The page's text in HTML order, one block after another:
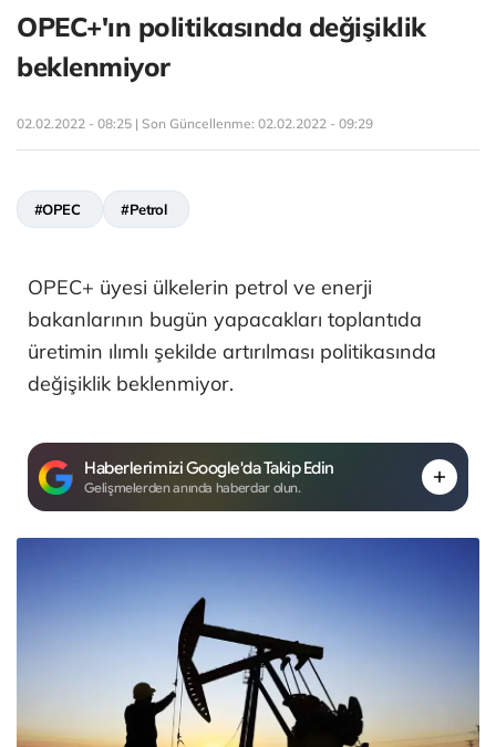
OPEC+'ın politikasında değişiklik
beklenmiyor
02.02.2022 - 08:25 | Son Güncellenme: 02.02.2022 - 09:29
#OPEC #Petrol
OPEC+ üyesi ülkelerin petrol ve enerji
bakanlarının bugün yapacakları toplantıda
üretimin ılımlı şekilde artırılması politikasında
değişiklik beklenmiyor.
Haberlerimizi Google'da Takip Edin
Gelişmelerden anında haberdar olun.